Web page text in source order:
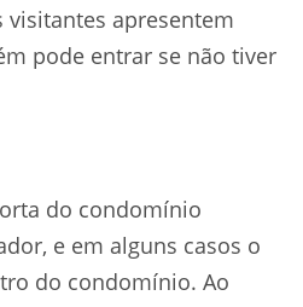
visitantes apresentem
pode entrar se não tiver
do condomínio
e em alguns casos o
do condomínio. Ao